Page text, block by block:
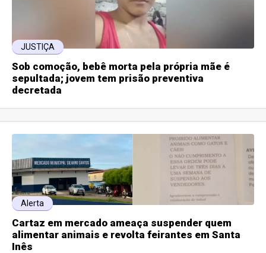
JUSTIÇA
Sob comoção, bebê morta pela própria mãe é
sepultada; jovem tem prisão preventiva
decretada
Alerta
Cartaz em mercado ameaça suspender quem
alimentar animais e revolta feirantes em Santa
Inês